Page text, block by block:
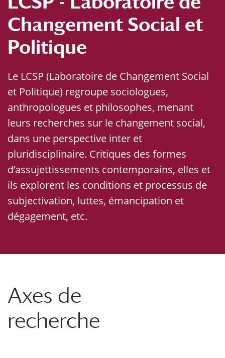
Changement Social et
Politique
Le LCSP (Laboratoire de Changement Social
et Politique) regroupe sociologues,
anthropologues et philosophes, menant
leurs recherches sur le changement social,
dans une perspective inter et
pluridisciplinaire. Critiques des formes
d’assujettissements contemporains, elles et
ils explorent les conditions et processus de
subjectivation, luttes, émancipation et
dégagement, etc.
Axes de
recherche